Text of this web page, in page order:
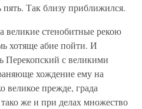
пять. Так близу приближился.
великие стенобитные рекою
хотяще абие пойти. И
Перекопский с великими
хождение ему на
великое прежде, града
же и при делах множество